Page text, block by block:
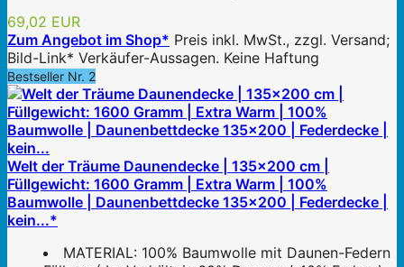
69,02 EUR
Zum Angebot im Shop* Preis inkl. MwSt., zzgl. Versand;
Bild-Link* Verkäufer-Aussagen. Keine Haftung
Bestseller Nr. 2
Welt der Träume Daunendecke | 135x200 cm |
Füllgewicht: 1600 Gramm | Extra Warm | 100%
Baumwolle | Daunenbettdecke 135x200 | Federdecke |
kein...*
MATERIAL: 100% Baumwolle mit Daunen-Federn